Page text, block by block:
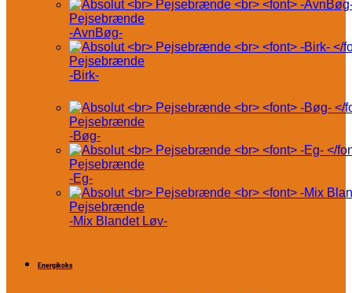
Pejsebrænde
-AvnBøg-
Pejsebrænde
-Birk-
Pejsebrænde
-Bøg-
Pejsebrænde
-Eg-
Pejsebrænde
-Mix Blandet Løv-
Energikoks